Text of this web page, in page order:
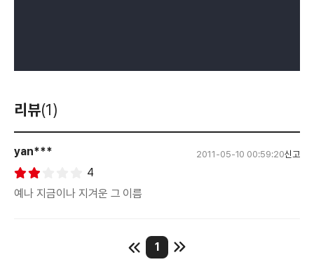
리뷰(1)
yan*** 2011-05-10 00:59:20신고
4
예나 지금이나 지겨운 그 이름
1